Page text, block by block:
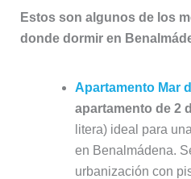
Estos son algunos de los
donde dormir en
Apartamento Mar
apartamento de 2
litera) ideal para
en Benalmádena.
urbanización con